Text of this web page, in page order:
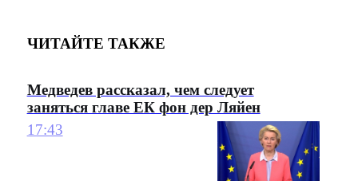
ЧИТАЙТЕ ТАКЖЕ
Медведев рассказал, чем следует
заняться главе ЕК фон дер Ляйен
17:43